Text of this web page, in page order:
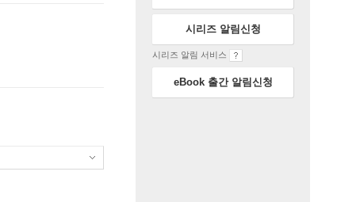
시리즈 알림신청
시리즈 알림 서비스
eBook 출간 알림신청